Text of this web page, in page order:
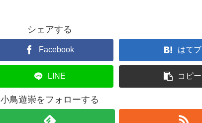
シェアする
Facebook はてブ
LINE コピー
小鳥遊崇をフォローする